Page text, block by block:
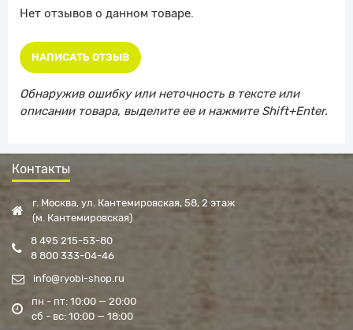
Нет отзывов о данном товаре.
НАПИСАТЬ ОТЗЫВ
Обнаружив ошибку или неточность в тексте или
описании товара, выделите ее и нажмите Shift+Enter.
Контакты
г. Москва, ул. Кантемировская, 58, 2 этаж
(м. Кантемировская)
8 495 215-53-80
8 800 333-04-46
info@ryobi-shop.ru
пн - пт: 10:00 — 20:00
сб - вс: 10:00 — 18:00